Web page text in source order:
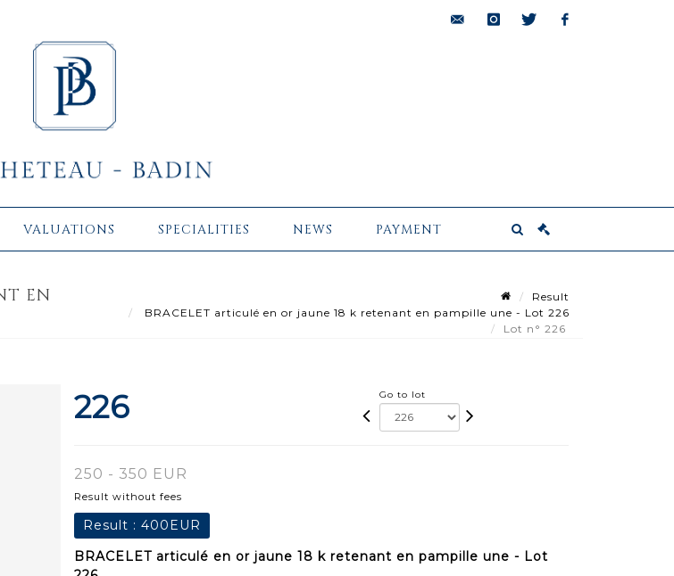
VALUATIONS SPECIALITIES NEWS PAYMENT
EN
Result
BRACELET articulé en or jaune 18 k retenant en pampille une - Lot 226
Lot n° 226
226 Go to lot
250 - 350 EUR
Result without fees
Result : 400EUR
BRACELET articulé en or jaune 18 k retenant en pampille une - Lot